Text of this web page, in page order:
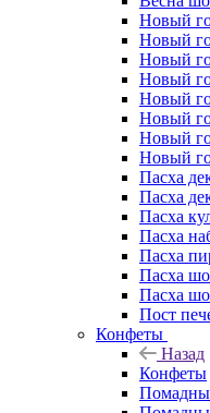
Новый
Новый
Новый
Новый
Новый
Новый
Новый
Новый
Пасха
Пасха
Пасха
Пасха
Пасха
Пасха
Пасха
Пост
Конфеты
Назад
Конфеты